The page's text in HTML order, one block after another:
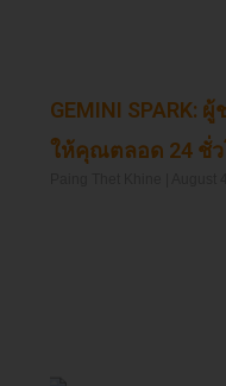
GEMINI SPARK:
ให้คุณตลอด 24 ชั่ว